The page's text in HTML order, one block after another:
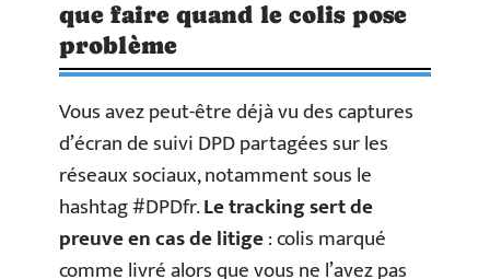
que faire quand le colis pose
problème
Vous avez peut-être déjà vu des captures
d’écran de suivi DPD partagées sur les
réseaux sociaux, notamment sous le
hashtag #DPDfr.Le tracking sert de
preuve en cas de litige: colis marqué
comme livré alors que vous ne l’avez pas